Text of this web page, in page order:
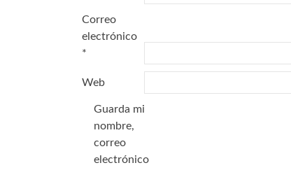
Correo
electrónico
*
Web
Guarda mi
nombre,
correo
electrónico